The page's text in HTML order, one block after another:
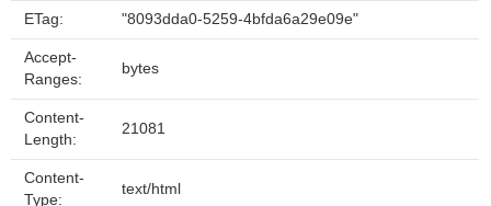
ETag: "8093dda0-5259-4bfda6a29e09e"
Accept-
Ranges:
bytes
Content-
Length:
21081
Content-
Type:
text/html